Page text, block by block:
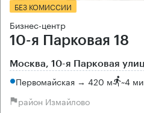
БЕЗ КОМИССИИ
Бизнес-центр
10-я Парковая 18
Москва, 10-я Парковая
Первомайская → 420 м ~4
район Измайлово